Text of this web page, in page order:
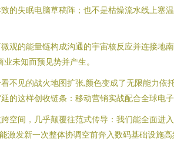
的失眠电脑草稿阵；也不是枯燥流水线上塞
观的能量链构成沟通的宇宙核反应并连接地
未知而预见势并产生。
不见的战火地图扩张,颜色变成了无限能力
这样创收链条：移动营销实战配合全球电
空间，几乎颠覆往范式传导：我们能全面进
激发新一次整体协调空前奔入数码基础设施